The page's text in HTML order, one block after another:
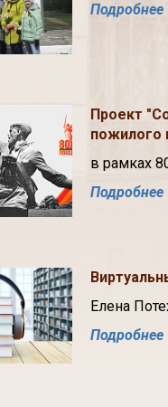
Подробнее
Проект
пожилого
в рамках
Подробнее
Елена
Подробнее